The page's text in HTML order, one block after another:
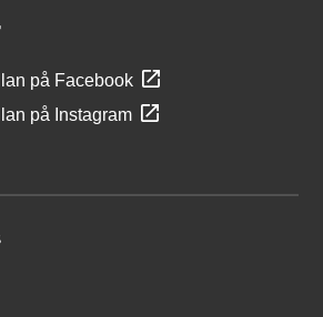
på Facebook
på Instagram